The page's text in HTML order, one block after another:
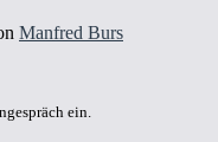
Manfred Burs
ein.